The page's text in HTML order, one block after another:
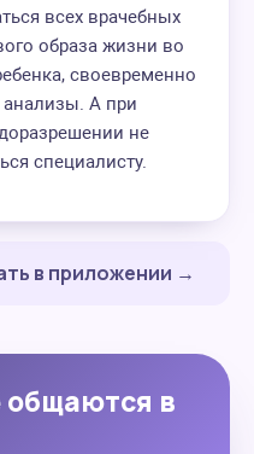
всех врачебных
образа жизни во
своевременно
А при
не
специалисту.
в приложении →
в